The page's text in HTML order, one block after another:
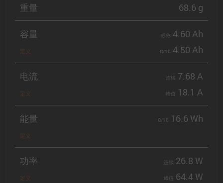
重量 68.6 g
容量
定义
标称 4.60 Ah
C/10 4.50 Ah
电流
定义
连续 7.68 A
峰值 18.1 A
能量
定义
C/10 16.6 Wh
功率
定义
连续 26.8 W
峰值 64.4 W